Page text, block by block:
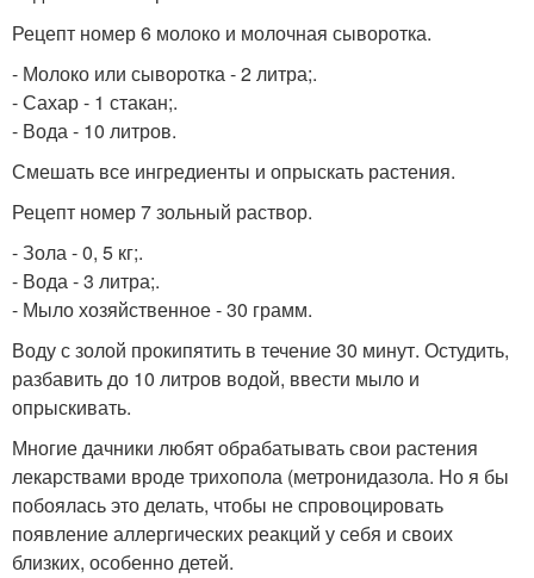
Рецепт номер 6 молоко и молочная сыворотка.
- Молоко или сыворотка - 2 литра;.
- Сахар - 1 стакан;.
- Вода - 10 литров.
Смешать все ингредиенты и опрыскать растения.
Рецепт номер 7 зольный раствор.
- Зола - 0, 5 кг;.
- Вода - 3 литра;.
- Мыло хозяйственное - 30 грамм.
Воду с золой прокипятить в течение 30 минут. Остудить,
разбавить до 10 литров водой, ввести мыло и
опрыскивать.
Многие дачники любят обрабатывать свои растения
лекарствами вроде трихопола (метронидазола. Но я бы
побоялась это делать, чтобы не спровоцировать
появление аллергических реакций у себя и своих
близких, особенно детей.